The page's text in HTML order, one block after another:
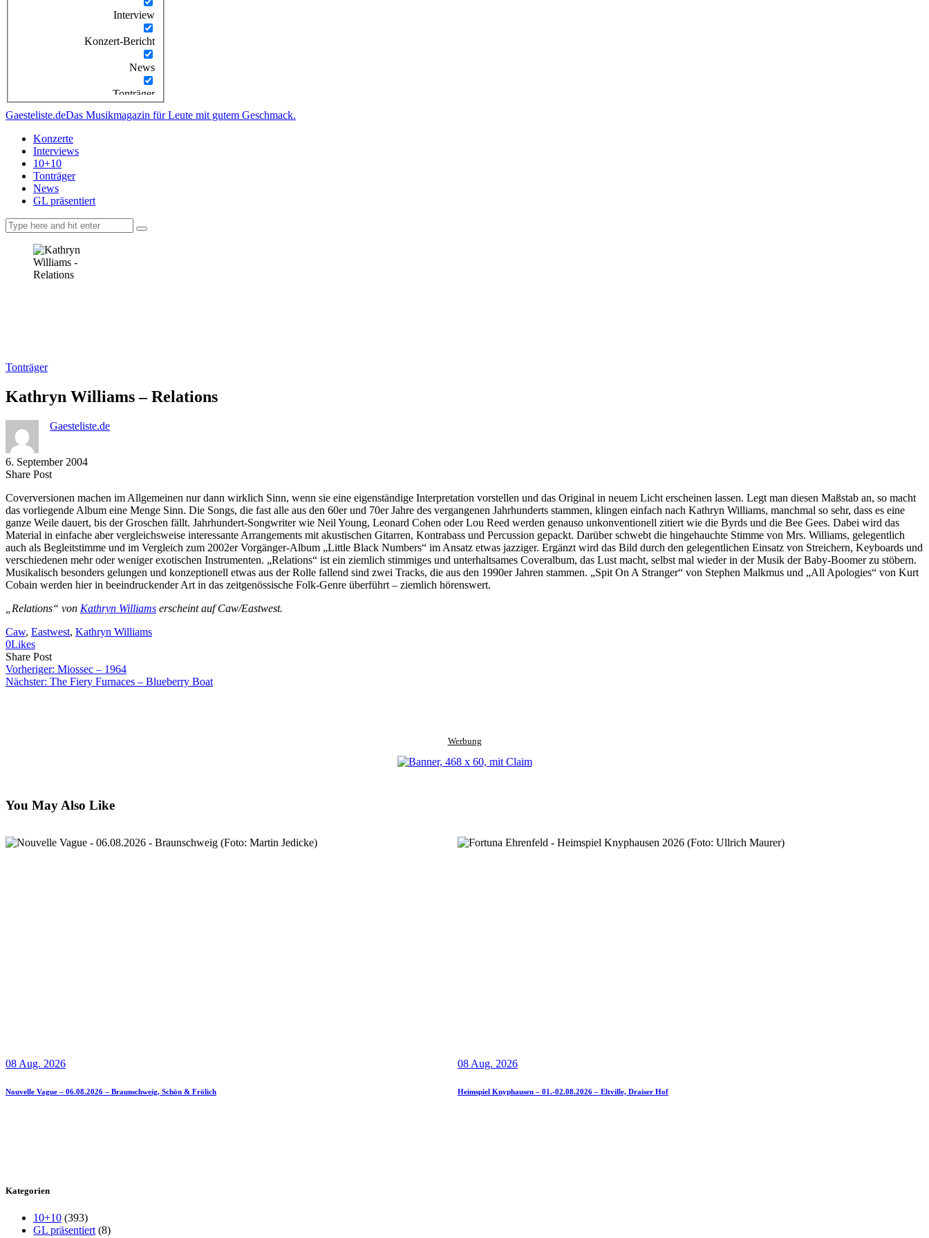
Interview
Konzert-Bericht
News
Tonträger
Gaesteliste.deDas Musikmagazin für Leute mit gutem Geschmack.
Konzerte
Interviews
10+10
Tonträger
News
GL präsentiert
Tonträger
Kathryn Williams – Relations
Gaesteliste.de
6. September 2004
Share PostShare
Facebook
Copy
to
clipboard
Send
via
eMail
Coverversionen machen im Allgemeinen nur dann wirklich Sinn, wenn sie eine eigenständige Interpretation vorstellen und das Original in neuem Licht erscheinen lassen. Legt man diesen Maßstab an, so macht
das vorliegende Album eine Menge Sinn. Die Songs, die fast alle aus den 60er und 70er Jahre des vergangenen Jahrhunderts stammen, klingen einfach nach Kathryn Williams, manchmal so sehr, dass es eine
ganze Weile dauert, bis der Groschen fällt. Jahrhundert-Songwriter wie Neil Young, Leonard Cohen oder Lou Reed werden genauso unkonventionell zitiert wie die Byrds und die Bee Gees. Dabei wird das
Material in einfache aber vergleichsweise interessante Arrangements mit akustischen Gitarren, Kontrabass und Percussion gepackt. Darüber schwebt die hingehauchte Stimme von Mrs. Williams, gelegentlich
auch als Begleitstimme und im Vergleich zum 2002er Vorgänger-Album „Little Black Numbers“ im Ansatz etwas jazziger. Ergänzt wird das Bild durch den gelegentlichen Einsatz von Streichern, Keyboards und
verschiedenen mehr oder weniger exotischen Instrumenten. „Relations“ ist ein ziemlich stimmiges und unterhaltsames Coveralbum, das Lust macht, selbst mal wieder in der Musik der Baby-Boomer zu stöbern.
Musikalisch besonders gelungen und konzeptionell etwas aus der Rolle fallend sind zwei Tracks, die aus den 1990er Jahren stammen. „Spit On A Stranger“ von Stephen Malkmus und „All Apologies“ von Kurt
Cobain werden hier in beeindruckender Art in das zeitgenössische Folk-Genre überführt – ziemlich hörenswert.
„Relations“ von Kathryn Williams erscheint auf Caw/Eastwest.
Caw, Eastwest, Kathryn Williams
0Likes
Share PostShare
on
Facebook
Copy
URL
to
Send
Link
via
Vorheriger: Miossec – 1964
Nächster: The Fiery Furnaces – Blueberry Boat
Werbung
You May Also Like
08 Aug. 2026
Nouvelle Vague – 06.08.2026 – Braunschweig, Schön & Frölich
08 Aug. 2026
Heimspiel Knyphausen – 01.-02.08.2026 – Eltville, Draiser Hof
Kategorien
10+10 (393)
GL präsentiert (8)